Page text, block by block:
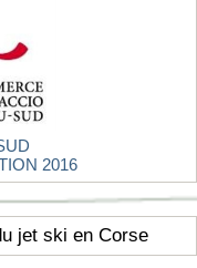
2016
jet ski en Corse